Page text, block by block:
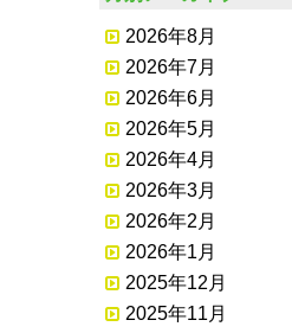
2026年8月
2026年7月
2026年6月
2026年5月
2026年4月
2026年3月
2026年2月
2026年1月
2025年12月
2025年11月